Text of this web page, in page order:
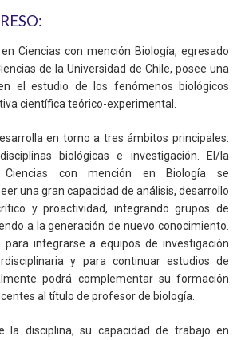
Ciencias con mención Biología, egresado
de la Universidad de Chile, posee una
el estudio de los fenómenos biológicos
científica teórico-experimental.
en torno a tres ámbitos principales:
biológicas e investigación. El/la
Ciencias con mención en Biología se
una gran capacidad de análisis, desarrollo
y proactividad, integrando grupos de
a la generación de nuevo conocimiento.
para integrarse a equipos de investigación
y para continuar estudios de
podrá complementar su formación
al título de profesor de biología.
la disciplina, su capacidad de trabajo en